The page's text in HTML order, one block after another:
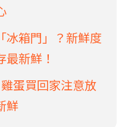
冰箱門」？新鮮度
新鮮！
蛋買回家注意放
鮮